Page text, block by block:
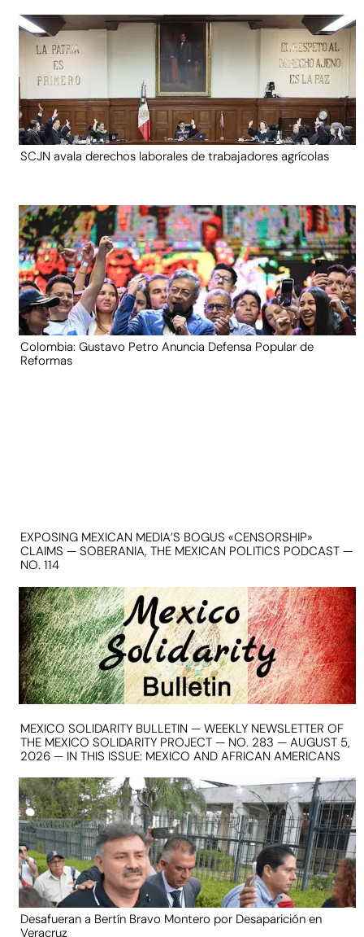
SCJN avala derechos laborales de trabajadores agrícolas
Colombia: Gustavo Petro Anuncia Defensa Popular de
Reformas
EXPOSING MEXICAN MEDIA’S BOGUS «CENSORSHIP»
CLAIMS — SOBERANIA, THE MEXICAN POLITICS PODCAST —
NO. 114
MEXICO SOLIDARITY BULLETIN — WEEKLY NEWSLETTER OF
THE MEXICO SOLIDARITY PROJECT — NO. 283 — AUGUST 5,
2026 — IN THIS ISSUE: MEXICO AND AFRICAN AMERICANS
Desafueran a Bertín Bravo Montero por Desaparición en
Veracruz